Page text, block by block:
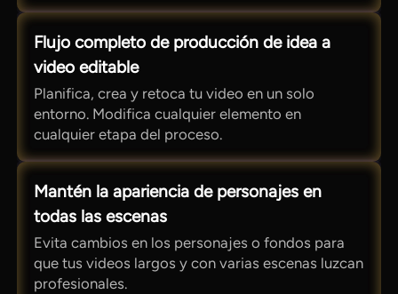
Flujo completo de producción de idea a
video editable
Planifica, crea y retoca tu video en un solo
entorno. Modifica cualquier elemento en
cualquier etapa del proceso.
Mantén la apariencia de personajes en
todas las escenas
Evita cambios en los personajes o fondos para
que tus videos largos y con varias escenas luzcan
profesionales.